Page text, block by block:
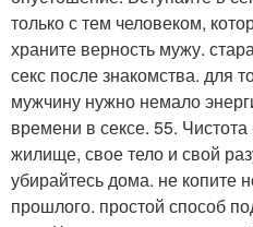
только с тем человеком,
храните верность мужу.
секс после знакомства. для
мужчину нужно немало
времени в сексе. 55.
жилище, свое тело и свой
убирайтесь дома. не копите
прошлого. простой способ